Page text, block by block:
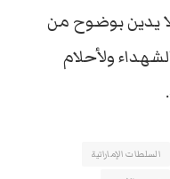
يدين بوضوح من
ولأحلام
السلطات الإماراتية